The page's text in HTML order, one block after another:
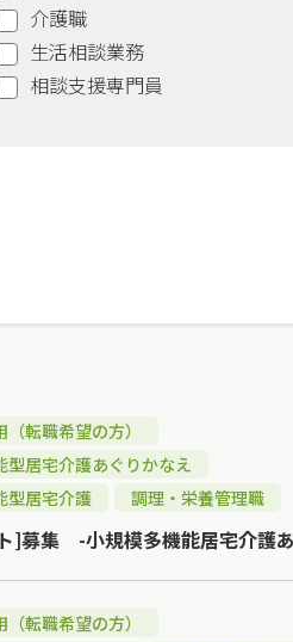
介護職
生活相談業務
相談支援専門員
]募集 -小規模多機能居宅介護
転職希望の方）
型居宅介護あぐりかなえ
型居宅介護
調理・栄養管理職
転職希望の方）